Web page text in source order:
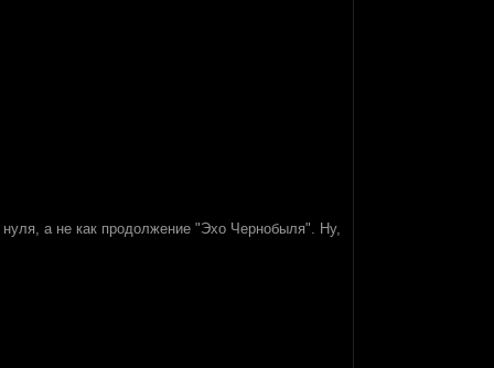
нуля, а не как продолжение "Эхо Чернобыля". Ну,